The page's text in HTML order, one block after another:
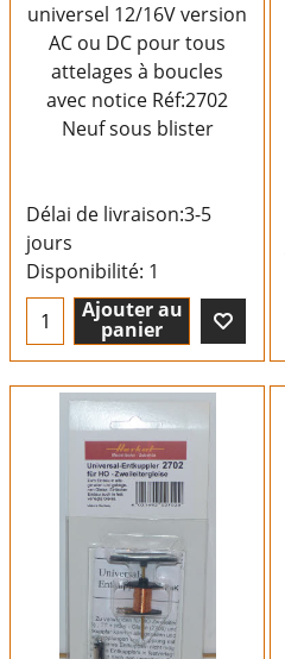
universel 12/16V version
AC ou DC pour tous
attelages à boucles
avec notice Réf:2702
Neuf sous blister
Délai de livraison:3-5
jours
Disponibilité: 1
Ajouter au
panier